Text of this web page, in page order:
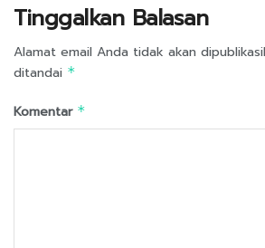
Tinggalkan Balasan
Alamat email Anda tidak akan
ditandai *
Komentar *